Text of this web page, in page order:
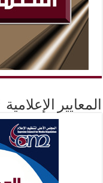
المعايير الإعلامية